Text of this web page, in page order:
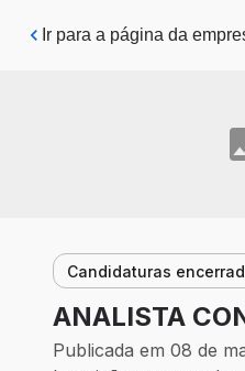
Pular para o conteúdo
Ir para a página da
Candidaturas
ANALISTA
Publicada em 08 de